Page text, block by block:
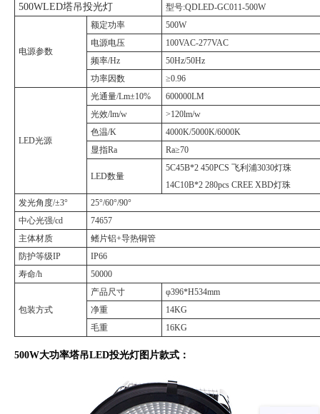
500WLED塔吊投光灯 型号:QDLED-GC011-500W
电源参数
额定功率
500W
电源电压
100VAC-277VAC
频率/Hz
50Hz/50Hz
功率因数
≥0.96
LED光源
光通量/Lm±10%
600000LM
光效/lm/w
>120lm/w
色温/K
4000K/5000K/6000K
显指Ra
Ra≥70
LED数量
5C45B*2 450PCS 飞利浦3030灯珠
14C10B*2 280pcs CREE XBD灯珠
发光角度/±3°
25°/60°/90°
中心光强/cd
74657
主体材质
鳍片铝+导热铜管
防护等级IP
IP66
寿命/h
50000
包装方式
产品尺寸
φ396*H534mm
净重
14KG
毛重
16KG
500W大功率塔吊LED投光灯图片款式：